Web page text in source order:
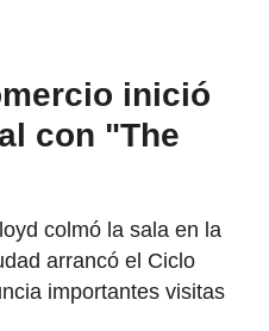
inició
con "The
colmó la sala en la
arrancó el Ciclo
importantes visitas